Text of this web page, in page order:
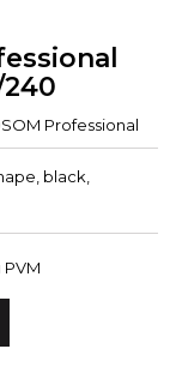
Professional
black,
PVM